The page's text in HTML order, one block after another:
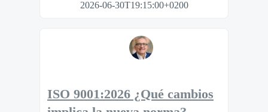
2026-06-30T19:15:00+0200
ISO 9001:2026 ¿Qué cambios